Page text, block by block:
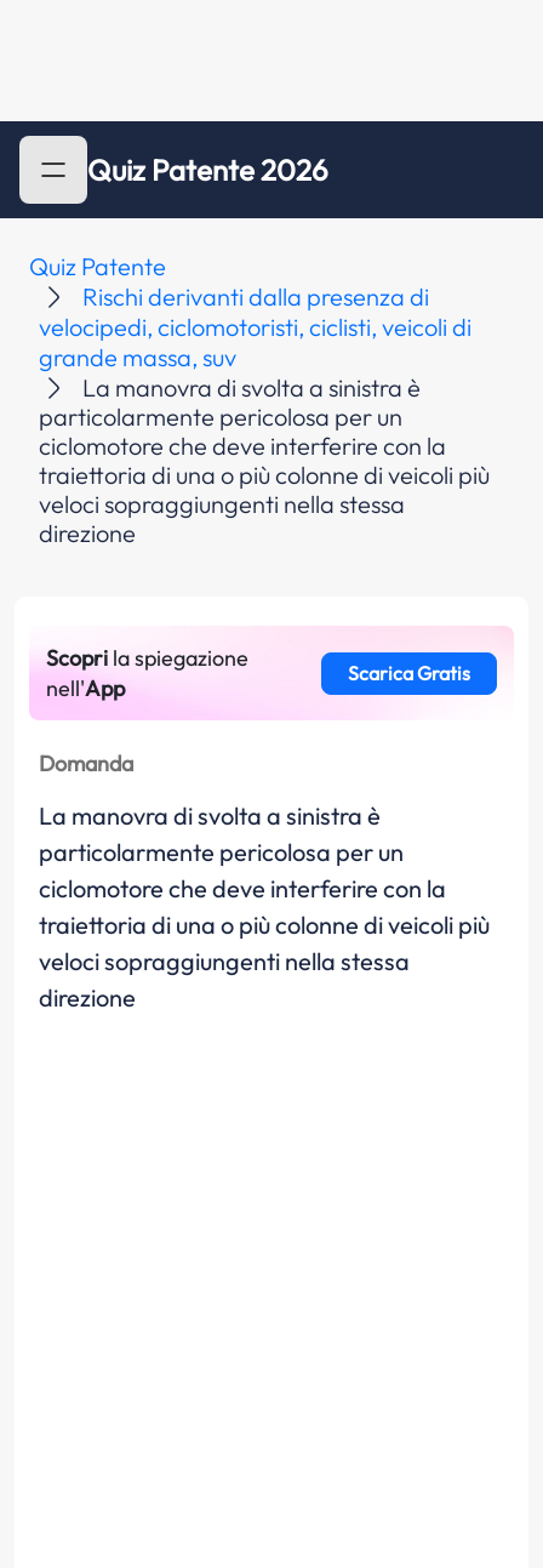
Quiz Patente 2026
Quiz Patente
Rischi derivanti dalla presenza di
velocipedi, ciclomotoristi, ciclisti, veicoli di
grande massa, suv
La manovra di svolta a sinistra è
particolarmente pericolosa per un
ciclomotore che deve interferire con la
traiettoria di una o più colonne di veicoli più
veloci sopraggiungenti nella stessa
direzione
Scopri la spiegazione
nell'App
Scarica Gratis
Domanda
La manovra di svolta a sinistra è
particolarmente pericolosa per un
ciclomotore che deve interferire con la
traiettoria di una o più colonne di veicoli più
veloci sopraggiungenti nella stessa
direzione